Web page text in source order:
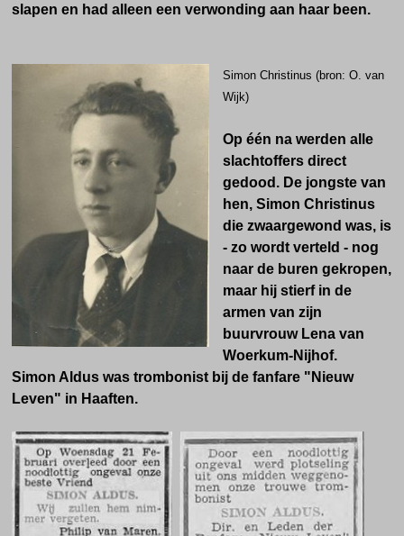
slapen en had alleen een verwonding aan haar been.
Simon Christinus (bron: O. van
Wijk)
Op één na werden alle
slachtoffers direct
gedood. De jongste van
hen, Simon Christinus
die zwaargewond was, is
- zo wordt verteld - nog
naar de buren gekropen,
maar hij stierf in de
armen van zijn
buurvrouw Lena van
Woerkum-Nijhof.
Simon Aldus was trombonist bij de fanfare "Nieuw
Leven" in Haaften.